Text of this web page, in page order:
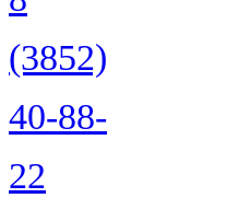
(3852)
40-88-
22